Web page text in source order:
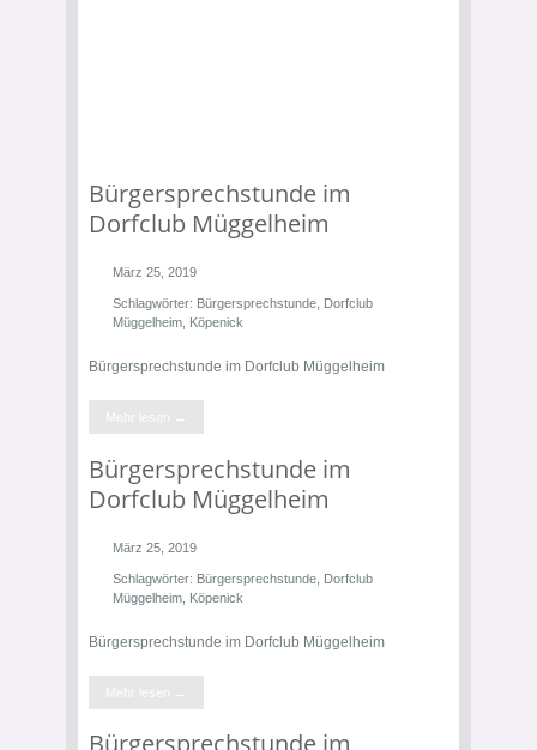
Bürgersprechstunde im
Dorfclub Müggelheim
März 25, 2019
Schlagwörter: Bürgersprechstunde Dorfclub
Müggelheim Köpenick
Bürgersprechstunde im Dorfclub Müggelheim
Mehr lesen →
Bürgersprechstunde im
Dorfclub Müggelheim
März 25, 2019
Schlagwörter: Bürgersprechstunde Dorfclub
Müggelheim Köpenick
Bürgersprechstunde im Dorfclub Müggelheim
Mehr lesen →
Bürgersprechstunde im